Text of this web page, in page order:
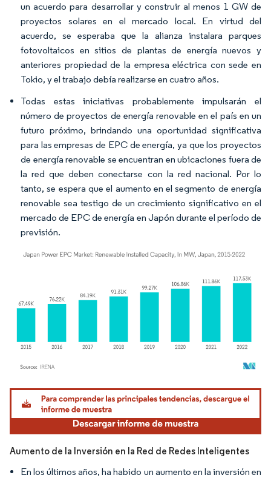
un acuerdo para desarrollar y construir al menos 1 GW de
proyectos solares en el mercado local. En virtud del
acuerdo, se esperaba que la alianza instalara parques
fotovoltaicos en sitios de plantas de energía nuevos y
anteriores propiedad de la empresa eléctrica con sede en
Tokio, y el trabajo debía realizarse en cuatro años.
Todas estas iniciativas probablemente impulsarán el
número de proyectos de energía renovable en el país en un
futuro próximo, brindando una oportunidad significativa
para las empresas de EPC de energía, ya que los proyectos
de energía renovable se encuentran en ubicaciones fuera de
la red que deben conectarse con la red nacional. Por lo
tanto, se espera que el aumento en el segmento de energía
renovable sea testigo de un crecimiento significativo en el
mercado de EPC de energía en Japón durante el período de
previsión.
Imagen © Mordor Intelligence. El uso requiere atribución según CC BY 4.0.
Aumento de la Inversión en la Red de Redes Inteligentes
En los últimos años, ha habido un aumento en la inversión en